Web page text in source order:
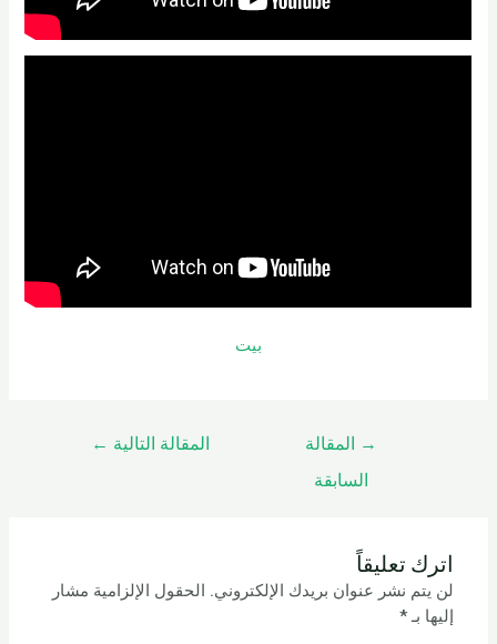
بيت
→
المقالة
السابقة
المقالة التالية ←
اترك تعليقاً
لن يتم نشر عنوان بريدك الإلكتروني. الحقول الإلزامية مشار
إليها بـ*